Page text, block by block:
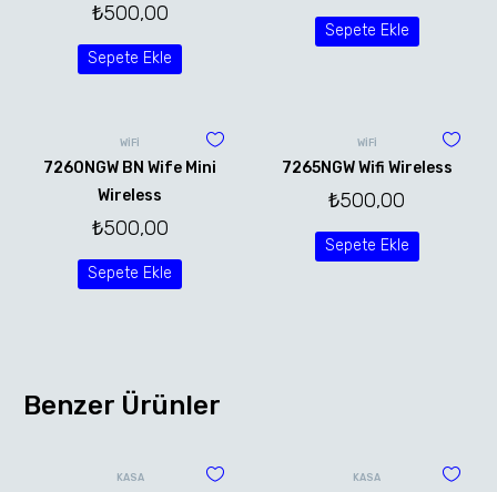
₺500,00
Sepete Ekle
Sepete Ekle
WİFİ
7260NGW BN Wife Mini
Wireless
₺500,00
Sepete Ekle
WİFİ
7265NGW Wifi Wireless
₺500,00
Sepete Ekle
Benzer Ürünler
KASA KASA